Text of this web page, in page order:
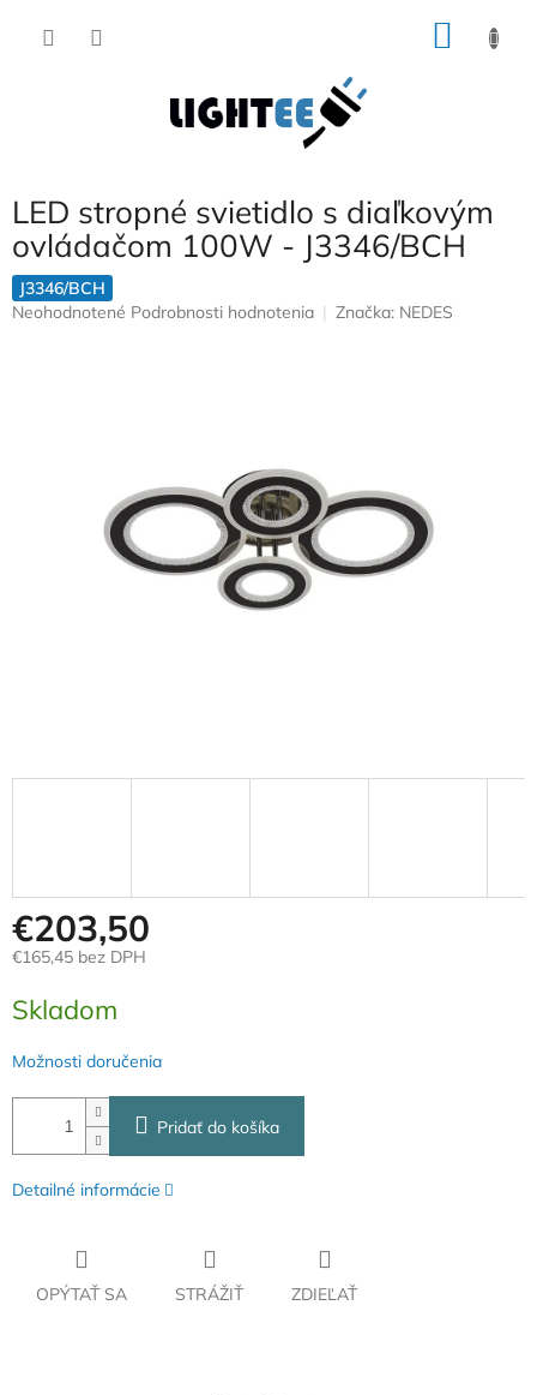
LED stropné svietidlo s diaľkovým
ovládačom 100W - J3346/BCH
J3346/BCH
Priemerné
Neohodnotené Podrobnosti hodnotenia Značka: NEDES
€203,50
€165,45 bez DPH
cena:
Skladom
Možnosti doručenia
Pridať do košíka
Detailné informácie
OPÝTAŤ SA STRÁŽIŤ ZDIEĽAŤ